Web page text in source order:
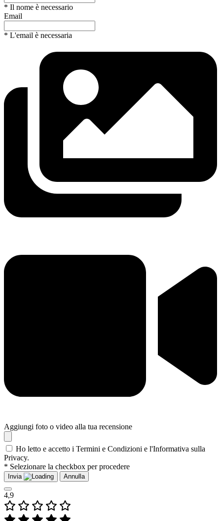
* Il nome è necessario
Email
* L'email è necessaria
Aggiungi foto o video alla tua recensione
Ho letto e accetto i Termini e Condizioni e l'Informativa sulla
Privacy.
* Selezionare la checkbox per procedere
Invia Annulla
4,9